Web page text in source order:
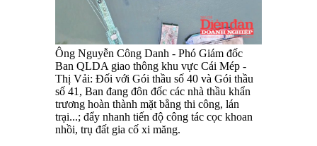
Ông Nguyễn Công Danh - Phó Giám đốc
Ban QLDA giao thông khu vực Cái Mép -
Thị Vải: Đối với Gói thầu số 40 và Gói thầu
số 41, Ban đang đôn đốc các nhà thầu khẩn
trương hoàn thành mặt bằng thi công, lán
trại...; đẩy nhanh tiến độ công tác cọc khoan
nhồi, trụ đất gia cố xi măng.